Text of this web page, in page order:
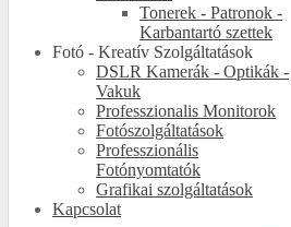
Tonerek - Patronok -
Karbantartó szettek
Fotó - Kreatív Szolgáltatások
DSLR Kamerák - Optikák -
Vakuk
Professzionalis Monitorok
Fotószolgáltatások
Professzionális
Fotónyomtatók
Grafikai szolgáltatások
Kapcsolat